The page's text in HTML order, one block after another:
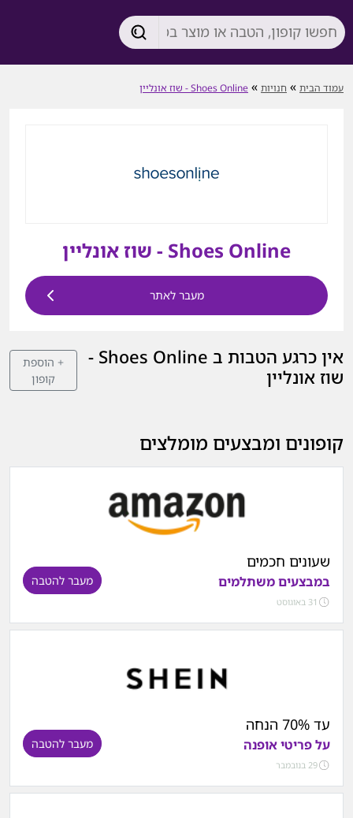
עמוד הבית » חנויות » Shoes Online - שוז אונליין
Shoes Online - שוז אונליין
מעבר לאתר
אין כרגע הטבות ב Shoes Online -
שוז אונליין
+ הוספת
קופון
קופונים ומבצעים מומלצים
שעונים חכמים
במבצעים משתלמים
31 באוגוסט
מעבר להטבה
עד 70% הנחה
על פריטי אופנה
29 בנובמבר
מעבר להטבה